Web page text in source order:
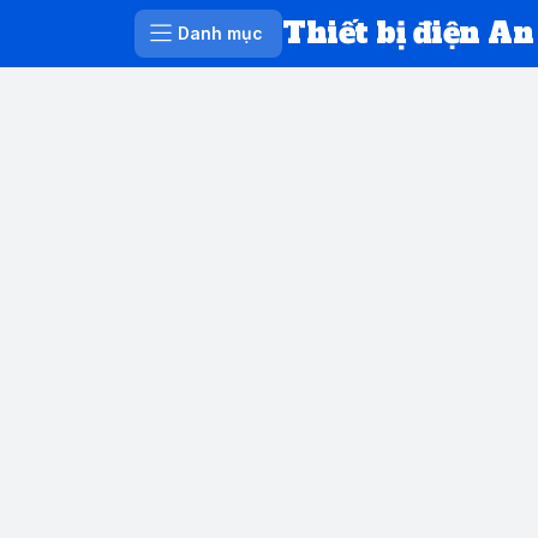
Danh mục Thiết bị điện An